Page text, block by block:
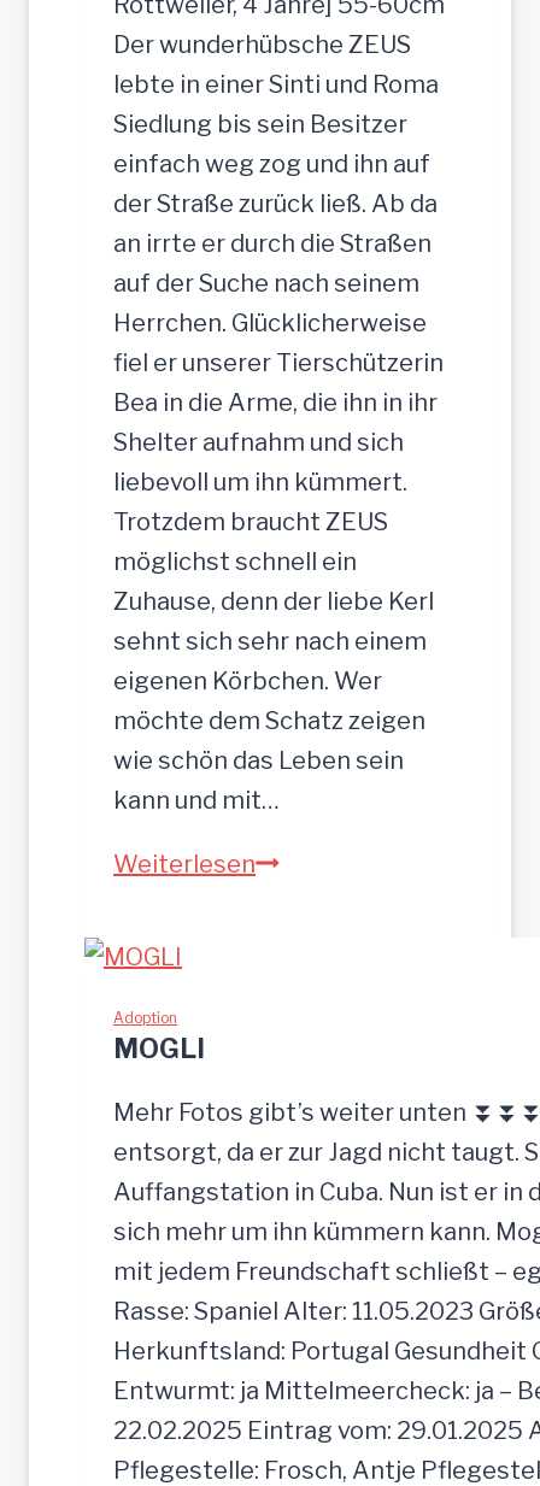
t
e
r
J
u
n
g
-
R
ü
d
e
,
3
5
c
m
Der wunderhübsche ZEUS
lebte in einer Sinti und Roma
Siedlung bis sein Besitzer
einfach weg zog und ihn auf
der Straße zurück ließ. Ab da
an irrte er durch die Straßen
auf der Suche nach seinem
Herrchen. Glücklicherweise
fiel er unserer Tierschützerin
Bea in die Arme, die ihn in ihr
Shelter aufnahm und sich
liebevoll um ihn kümmert.
Trotzdem braucht ZEUS
möglichst schnell ein
Zuhause, denn der liebe Kerl
sehnt sich sehr nach einem
eigenen Körbchen. Wer
möchte dem Schatz zeigen
wie schön das Leben sein
kann und mit…
WeiterlesenZ
r
d
e
e
i
n
f
a
c
h
Adoption
MOGLI
Mehr Fotos gibt’s weiter unten
entsorgt, da er zur Jagd nicht taugt.
Auffangstation in Cuba. Nun ist er in
sich mehr um ihn kümmern kann.
mit jedem Freundschaft schließt –
Rasse: Spaniel Alter: 11.05.2023
Herkunftsland: Portugal Gesundheit
Entwurmt: ja Mittelmeercheck: ja –
22.02.2025 Eintrag vom: 29.01.2025
Pflegestelle: Frosch, Antje